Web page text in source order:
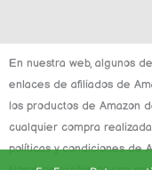
En nuestra web, algunos
enlaces de afiliados de
los productos de Amazon
cualquier compra
políticas y condiciones de